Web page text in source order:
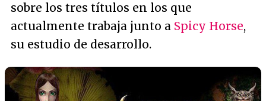
sobre los tres títulos en los que
actualmente trabaja junto a Spicy Horse,
su estudio de desarrollo.